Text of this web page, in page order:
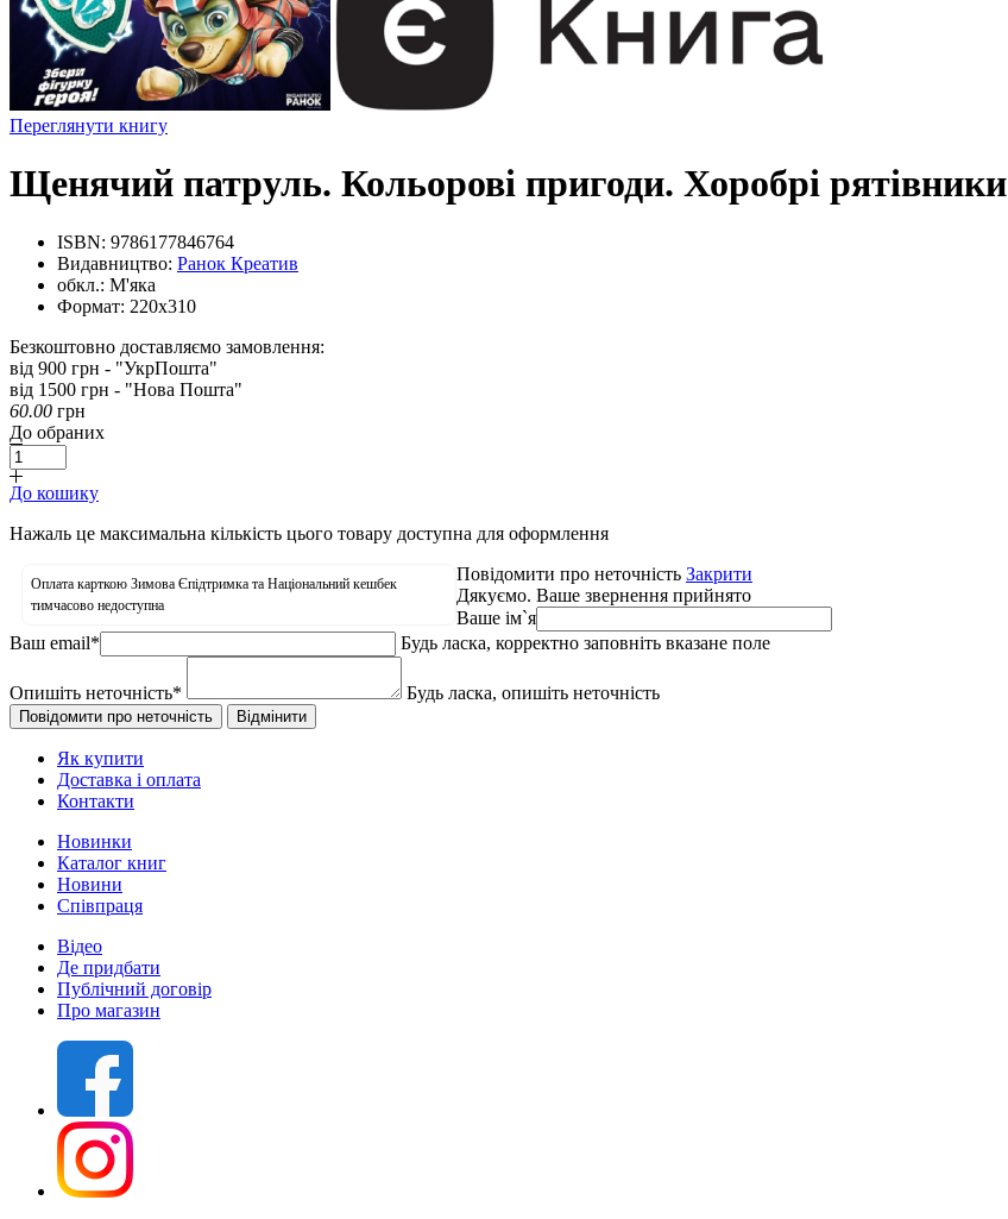
Переглянути книгу
Щенячий патруль. Кольорові пригоди. Хоробрі рятівники
ISBN: 9786177846764
Видавництво: Ранок Креатив
обкл.: М'яка
Формат: 220х310
Безкоштовно доставляємо замовлення:
від 900 грн - "УкрПошта"
від 1500 грн - "Нова Пошта"
60.00 грн
До обраних
До кошику
Нажаль це максимальна кількість цього товару доступна для оформлення
Оплата карткою Зимова Єпідтримка та Національний кешбек
тимчасово недоступна
Повідомити про неточність Закрити
Дякуємо. Ваше звернення прийнято
Ваше ім`я
Ваш email* Будь ласка, корректно заповніть вказане поле
Опишіть неточність* Будь ласка, опишіть неточність
Як купити
Доставка і оплата
Контакти
Новинки
Каталог книг
Новини
Співпраця
Відео
Де придбати
Публічний договір
Про магазин